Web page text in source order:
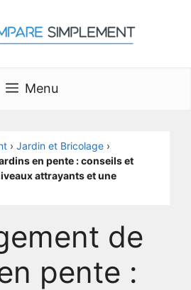
Menu
› Jardin et Bricolage ›
en pente : conseils et
attrayants et une
de
pente :